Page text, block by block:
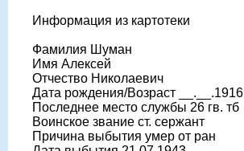
Информация из картотеки
Фамилия Шуман
Имя Алексей
Отчество Николаевич
Дата рождения/Возраст __.__.1916
Последнее место службы 26 гв. тб
Воинское звание ст. сержант
Причина выбытия умер от ран